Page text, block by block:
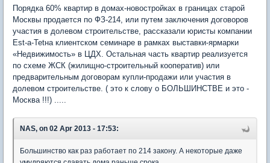
Порядка 60% квартир в домах-новостройках в границах старой
Москвы продается по ФЗ-214, или путем заключения договоров
участия в долевом строительстве, рассказали юристы компании
Est-a-Tetна клиентском семинаре в рамках выставки-ярмарки
«Недвижимость» в ЦДХ. Остальная часть квартир реализуется
по схеме ЖСК (жилищно-строительный кооператив) или
предварительным договорам купли-продажи или участия в
долевом строительстве. ( это к слову о БОЛЬШИНСТВЕ и это -
Москва !!!) .....
NAS, on 02 Apr 2013 - 17:53:
Большинство как раз работает по 214 закону. А некоторые даже